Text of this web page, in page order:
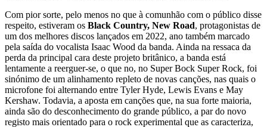
Com pior sorte, pelo menos no que à comunhão com o público disse
respeito, estiveram os Black Country, New Road, protagonistas de
um dos melhores discos lançados em 2022, ano também marcado
pela saída do vocalista Isaac Wood da banda. Ainda na ressaca da
perda da principal cara deste projeto britânico, a banda está
lentamente a reerguer-se, o que no, no Super Bock Super Rock, foi
sinónimo de um alinhamento repleto de novas canções, nas quais o
microfone foi alternando entre Tyler Hyde, Lewis Evans e May
Kershaw. Todavia, a aposta em canções que, na sua forte maioria,
ainda são do desconhecimento do grande público, a par do novo
registo mais orientado para o rock experimental que as caracteriza,